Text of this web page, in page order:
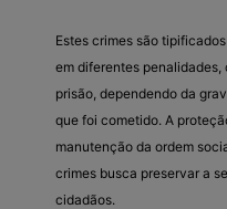
Estes crimes são
em diferentes
prisão, dependendo da
que foi cometido. A
manutenção da ordem
crimes busca preservar a
cidadãos.